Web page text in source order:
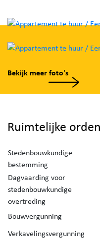
Bekijk meer foto's
Ruimtelijke
Stedenbouwkundige
bestemming
Dagvaarding voor
stedenbouwkundige
overtreding
Bouwvergunning
Verkavelingsvergunning